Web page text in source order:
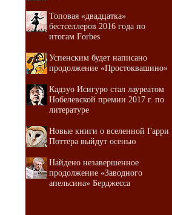
Топовая «двадцатка»
бестселлеров 2016 года по
итогам Forbes
Успенским будет написано
продолжение «Простоквашино»
Кадзуо Исигуро стал лауреатом
Нобелевской премии 2017 г. по
литературе
Новые книги о вселенной Гарри
Поттера выйдут осенью
Найдено незавершенное
продолжение «Заводного
апельсина» Берджесса